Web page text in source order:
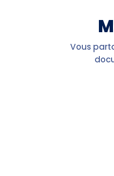
Vous